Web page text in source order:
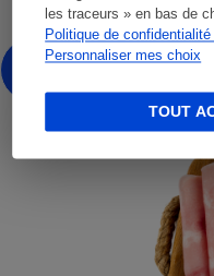
les traceurs » en bas de
Politique de
Personnaliser mes choix
TOUT
Voir